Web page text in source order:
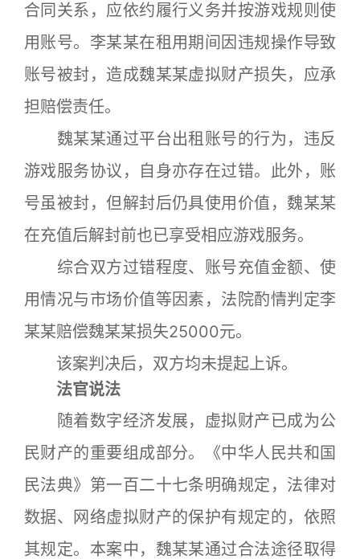
合同关系，应依约履行义务并按游戏规则使
用账号。李某某在租用期间因违规操作导致
账号被封，造成魏某某虚拟财产损失，应承
担赔偿责任。
魏某某通过平台出租账号的行为，违反
游戏服务协议，自身亦存在过错。此外，账
号虽被封，但解封后仍具使用价值，魏某某
在充值后解封前也已享受相应游戏服务。
综合双方过错程度、账号充值金额、使
用情况与市场价值等因素，法院酌情判定李
某某赔偿魏某某损失25000元。
该案判决后，双方均未提起上诉。
法官说法
随着数字经济发展，虚拟财产已成为公
民财产的重要组成部分。《中华人民共和国
民法典》第一百二十七条明确规定，法律对
数据、网络虚拟财产的保护有规定的，依照
其规定。本案中，魏某某通过合法途径取得